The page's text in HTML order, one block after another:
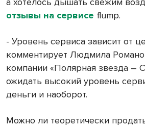
отзывы на сервисе flump.
- Уровень сервиса зависит от
комментирует Людмила
компании «Полярная звезда –
ожидать высокий уровень
деньги и наоборот.
Можно ли теоретически